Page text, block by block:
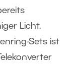
Licht.
Sets ist